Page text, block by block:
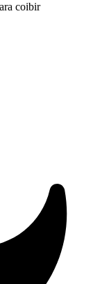
coibir